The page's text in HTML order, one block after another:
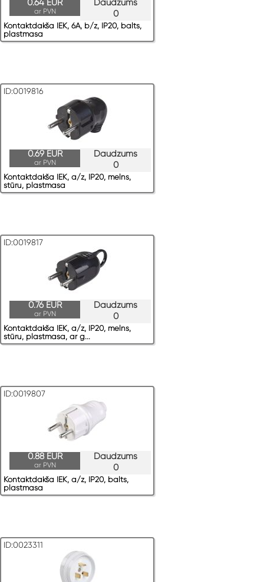
Daudzums
0
0.64 EUR
ar PVN
Kontaktdakša IEK, 6A, b/z, IP20, balts,
plastmasa
ID:0019816
Daudzums
0
0.69 EUR
ar PVN
Kontaktdakša IEK, a/z, IP20, melns,
stūru, plastmasa
ID:0019817
Daudzums
0
0.76 EUR
ar PVN
Kontaktdakša IEK, a/z, IP20, melns,
stūru, plastmasa, ar g...
ID:0019807
Daudzums
0
0.88 EUR
ar PVN
Kontaktdakša IEK, a/z, IP20, balts,
plastmasa
ID:0023311